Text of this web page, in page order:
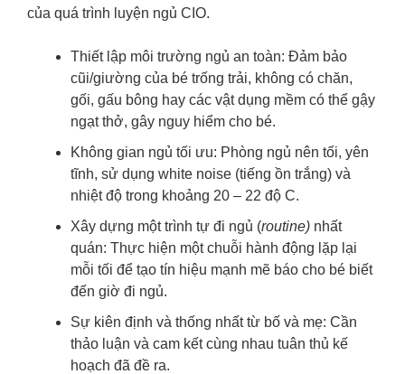
của quá trình luyện ngủ CIO.
Thiết lập môi trường ngủ an toàn: Đảm bảo
cũi/giường của bé trống trải, không có chăn,
gối, gấu bông hay các vật dụng mềm có thể gậy
ngạt thở, gây nguy hiểm cho bé.
Không gian ngủ tối ưu: Phòng ngủ nên tối, yên
tĩnh, sử dụng white noise (tiếng ồn trắng) và
nhiệt độ trong khoảng 20 – 22 độ C.
Xây dựng một trình tự đi ngủ (routine) nhất
quán: Thực hiện một chuỗi hành động lặp lại
mỗi tối để tạo tín hiệu mạnh mẽ báo cho bé biết
đến giờ đi ngủ.
Sự kiên định và thống nhất từ bố và mẹ: Cần
thảo luận và cam kết cùng nhau tuân thủ kế
hoạch đã đề ra.